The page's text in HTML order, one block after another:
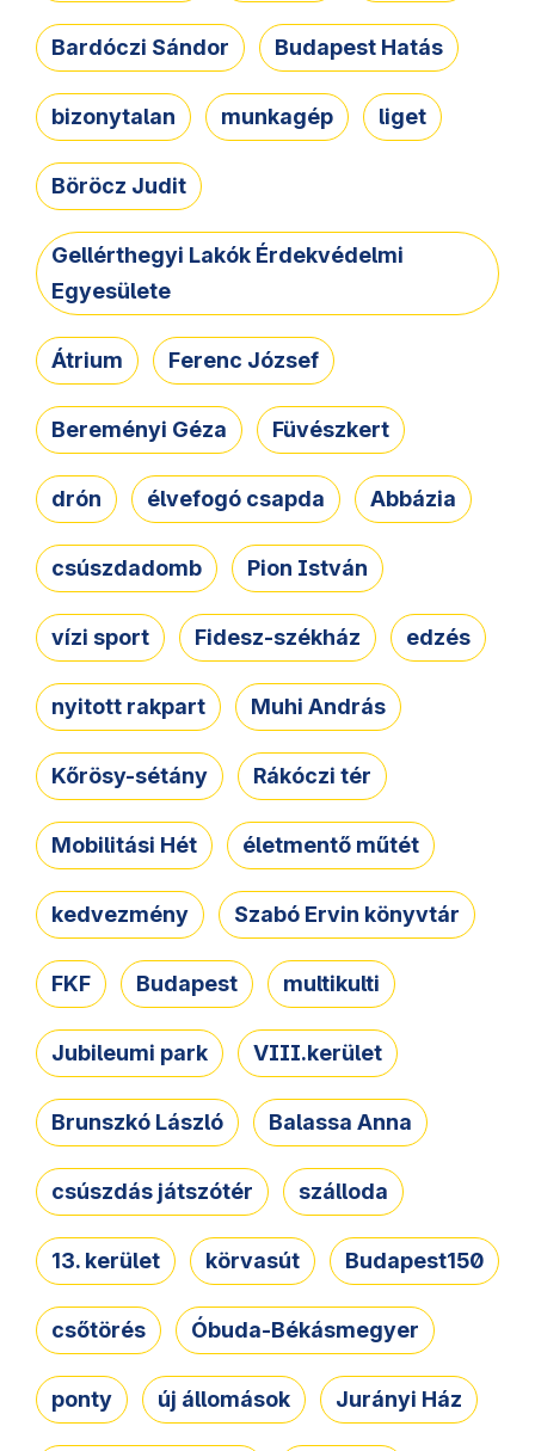
Bardóczi Sándor Budapest Hatás
bizonytalan munkagép liget
Böröcz Judit
Gellérthegyi Lakók Érdekvédelmi
Egyesülete
Átrium Ferenc József
Bereményi Géza Füvészkert
drón élvefogó csapda Abbázia
csúszdadomb Pion István
vízi sport Fidesz-székház edzés
nyitott rakpart Muhi András
Kőrösy-sétány Rákóczi tér
Mobilitási Hét életmentő műtét
kedvezmény Szabó Ervin könyvtár
FKF Budapest multikulti
Jubileumi park VIII.kerület
Brunszkó László Balassa Anna
csúszdás játszótér szálloda
13. kerület körvasút Budapest150
csőtörés Óbuda-Békásmegyer
ponty új állomások Jurányi Ház